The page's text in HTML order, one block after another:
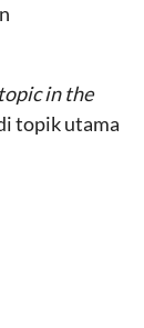
in the
topik utama